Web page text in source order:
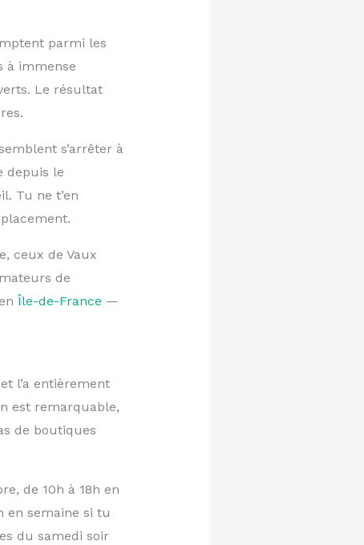
parmi les
à immense
Le résultat
s’arrêter à
depuis le
Tu ne t’en
ceux de Vaux
de
Île-de-France —
l’a entièrement
est remarquable,
de boutiques
de 10h à 18h en
en semaine si tu
du samedi soir